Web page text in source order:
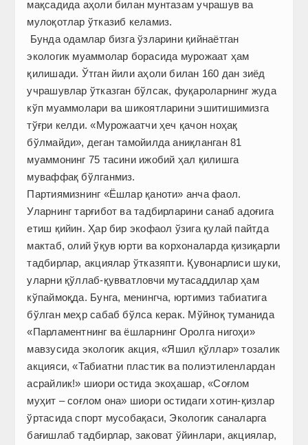
мақсадида аҳоли билан мунтазам учрашув ва
мулоқотлар ўтказиб келамиз.
Бунда одамлар бизга ўзларини қийнаётган
экологик муаммолар борасида мурожаат ҳам
қилишади. Ўтган йили аҳоли билан 160 дан зиёд
учрашувлар ўтказган бўлсак, фуқароларнинг жуда
кўп муаммолари ва шикоятларини эшитишимизга
тўғри келди. «Мурожаатчи ҳеч қачон ноҳақ
бўлмайди», деган тамойилда аниқланган 81
муаммонинг 75 тасини ижобий ҳал қилишга
муваффақ бўлганмиз.
Партиямизнинг «Ёшлар қаноти» анча фаол.
Уларнинг тарғибот ва тадбирларини санаб адоғига
етиш қийин. Ҳар бир экофаол ўзига қулай пайтда
мактаб, олий ўқув юрти ва корхоналарда қизиқарли
тадбирлар, акциялар ўтказяпти. Қувонарлиси шуки,
уларни қўллаб-қувватловчи мутасаддилар ҳам
кўпаймоқда. Бунга, менингча, юртимиз табиатига
бўлган меҳр сабаб бўлса керак. Мўйноқ туманида
«Парламентнинг ва ёшларнинг Оролга нигоҳи»
мавзусида экологик акция, «Яшил қўллар» тозалик
акцияси, «Табиатни пластик ва полиэтиленлардан
асрайлик!» шиори остида экоҳашар, «Соғлом
муҳит – соғлом она» шиори остидаги хотин-қизлар
ўртасида спорт мусобақаси, Экологик саналарга
бағишлаб тадбирлар, заковат ўйинлари, акциялар,